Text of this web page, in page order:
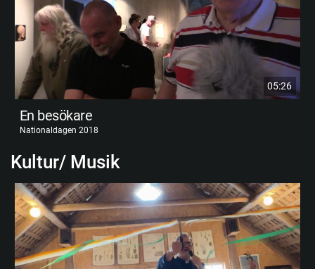
05:26
En besökare
Nationaldagen 2018
Kultur/ Musik